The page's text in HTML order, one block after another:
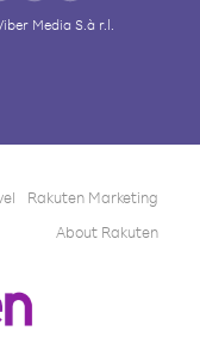
Media S.à r.l.
Rakuten Marketing
About Rakuten